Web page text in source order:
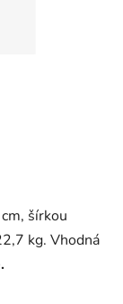
šírkou
kg. Vhodná